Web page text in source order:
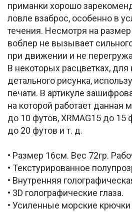
приманки хорошо
ловле взаброс, особенно в
течения. Несмотря на размер
воблер не вызывает
при движении и не
В некоторых расцветках, для
детального рисунка,
печати. В артикуле
на которой работает данная
до 10 футов, XRMAG15 до 15
до 20 футов и т. д.
• Размер 16см. Вес 72гр.
• Текстурированное
• Внутренняя
• 3D голографические глаза.
• Усиленные морские